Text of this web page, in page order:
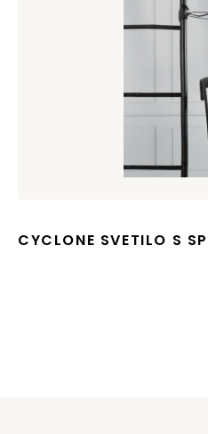
CYCLONE SVETILO S